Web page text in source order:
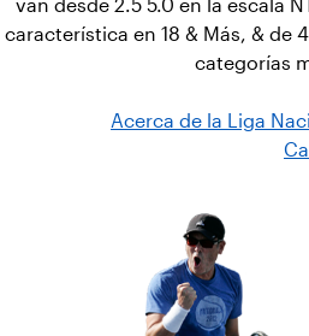
van desde 2.5 5.0 en la escala
característica en 18 & Más, & de
categorías
Acerca de la Liga